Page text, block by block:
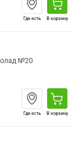
Где есть В корзину
№20
Где есть В корзину